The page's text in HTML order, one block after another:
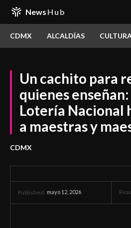
News Hub
CDMX ALCALDÍAS
Un cachito para
quienes enseñan:
Lotería Nacional
a maestras y
CDMX
Published: mayo 12, 2026